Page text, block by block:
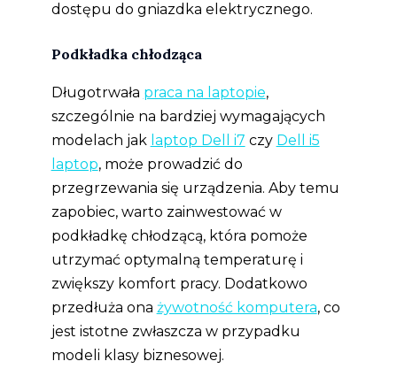
dostępu do gniazdka elektrycznego.
Podkładka chłodząca
Długotrwała praca na laptopie,
szczególnie na bardziej wymagających
modelach jak laptop Dell i7 czy Dell i5
laptop, może prowadzić do
przegrzewania się urządzenia. Aby temu
zapobiec, warto zainwestować w
podkładkę chłodzącą, która pomoże
utrzymać optymalną temperaturę i
zwiększy komfort pracy. Dodatkowo
przedłuża ona żywotność komputera, co
jest istotne zwłaszcza w przypadku
modeli klasy biznesowej.